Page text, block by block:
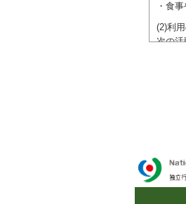
・食
(2)利
次の活
●特
●特
域で
ご利